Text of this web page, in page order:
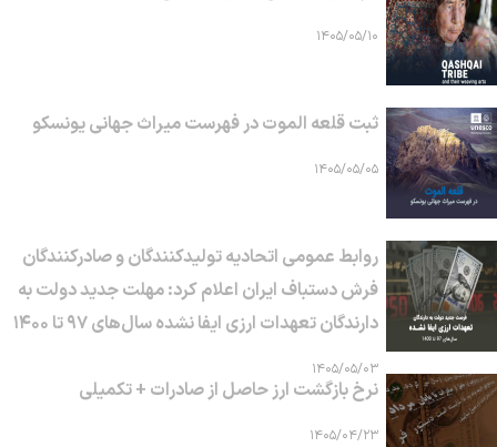
۱۴۰۵/۰۵/۱۰
ثبت قلعه الموت در فهرست میراث جهانی یونسکو
۱۴۰۵/۰۵/۰۵
روابط عمومی اتحادیه تولیدکنندگان و صادرکنندگان
فرش دستباف ایران اعلام کرد: مهلت جدید دولت به
دارندگان تعهدات ارزی ایفا نشده سال‌های ۹۷ تا ۱۴۰۰
۱۴۰۵/۰۵/۰۳
نرخ بازگشت ارز حاصل از صادرات + تکمیلی
۱۴۰۵/۰۴/۲۳